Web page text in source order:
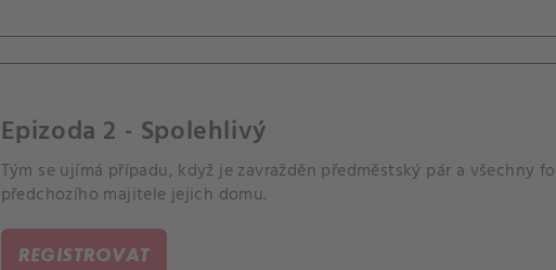
Epizoda 2 - Spolehlivý
Tým se ujímá případu, když je zavražděn předměstský pár a všechny
předchozího majitele jejich domu.
REGISTROVAT